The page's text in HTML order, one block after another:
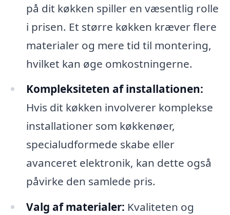
på dit køkken spiller en væsentlig rolle
i prisen. Et større køkken kræver flere
materialer og mere tid til montering,
hvilket kan øge omkostningerne.
Kompleksiteten af installationen:
Hvis dit køkken involverer komplekse
installationer som køkkenøer,
specialudformede skabe eller
avanceret elektronik, kan dette også
påvirke den samlede pris.
Valg af materialer: Kvaliteten og